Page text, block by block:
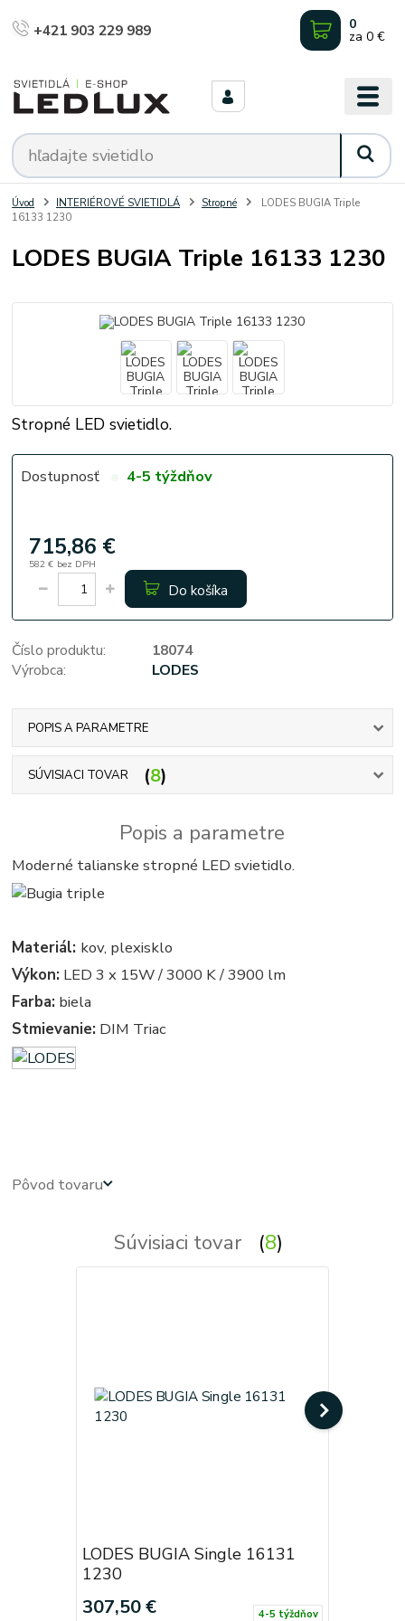
+421 903 229 989 0
za 0 €
Úvod INTERIÉROVÉ SVIETIDLÁ Stropné
LODES BUGIA Triple
16133 1230
LODES BUGIA Triple 16133 1230
Stropné LED svietidlo.
Dostupnosť 4-5 týždňov
715,86 €
582 € bez DPH
Do košíka
Číslo produktu:
18074
Výrobca:
LODES
POPIS A PARAMETRE
SÚVISIACI TOVAR 8
Popis a parametre
Moderné talianske stropné LED svietidlo.
Materiál: kov, plexisklo
Výkon: LED 3 x 15W / 3000 K / 3900 lm
Farba: biela
Stmievanie: DIM Triac
Pôvod tovaru
Súvisiaci tovar 8
LODES BUGIA Single 16131
1230
307,50 € 4-5 týždňov